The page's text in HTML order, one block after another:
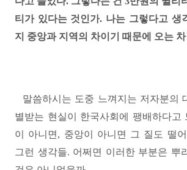
티가 있다는 것인가. 나는 그렇다고 생
지 중앙과 지역의 차이기 때문에 오는
말씀하시는 도중 느껴지는 저자분의
별받는 현실이 한국사회에 팽배하다고
이 아니면, 중앙이 아니면 그 질도 떨
그런 생각들. 어쩌면 이러한 부분은 뿌